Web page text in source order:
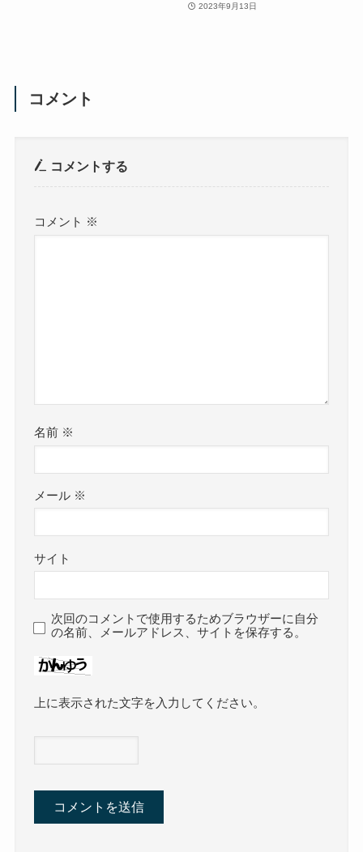
2023年9月13日
コメント
コメントする
コメント ※
名前 ※
メール ※
サイト
次回のコメントで使用するためブラウザーに自分
の名前、メールアドレス、サイトを保存する。
上に表示された文字を入力してください。